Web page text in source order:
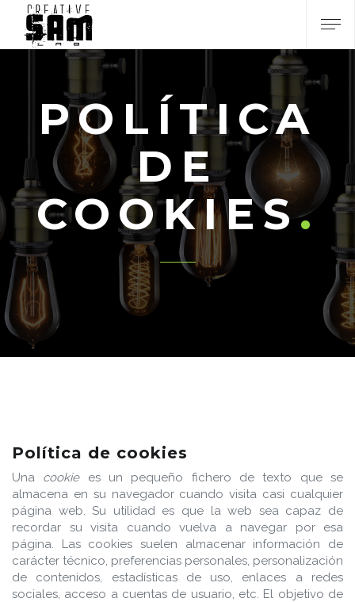
POLÍTICA
DE
COOKIES
Política de cookies
Una cookiees un pequeño fichero de texto que se
almacena en su navegador cuando visita casi cualquier
página web. Su utilidad es que la web sea capaz de
recordar su visita cuando vuelva a navegar por esa
página. Las cookies suelen almacenar información de
carácter técnico, preferencias personales, personalización
de contenidos, estadísticas de uso, enlaces a redes
sociales, acceso a cuentas de usuario, etc. El objetivo de